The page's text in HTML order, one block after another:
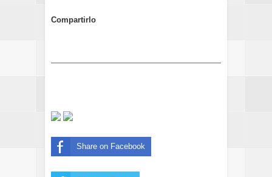
Compartirlo
Share on Facebook